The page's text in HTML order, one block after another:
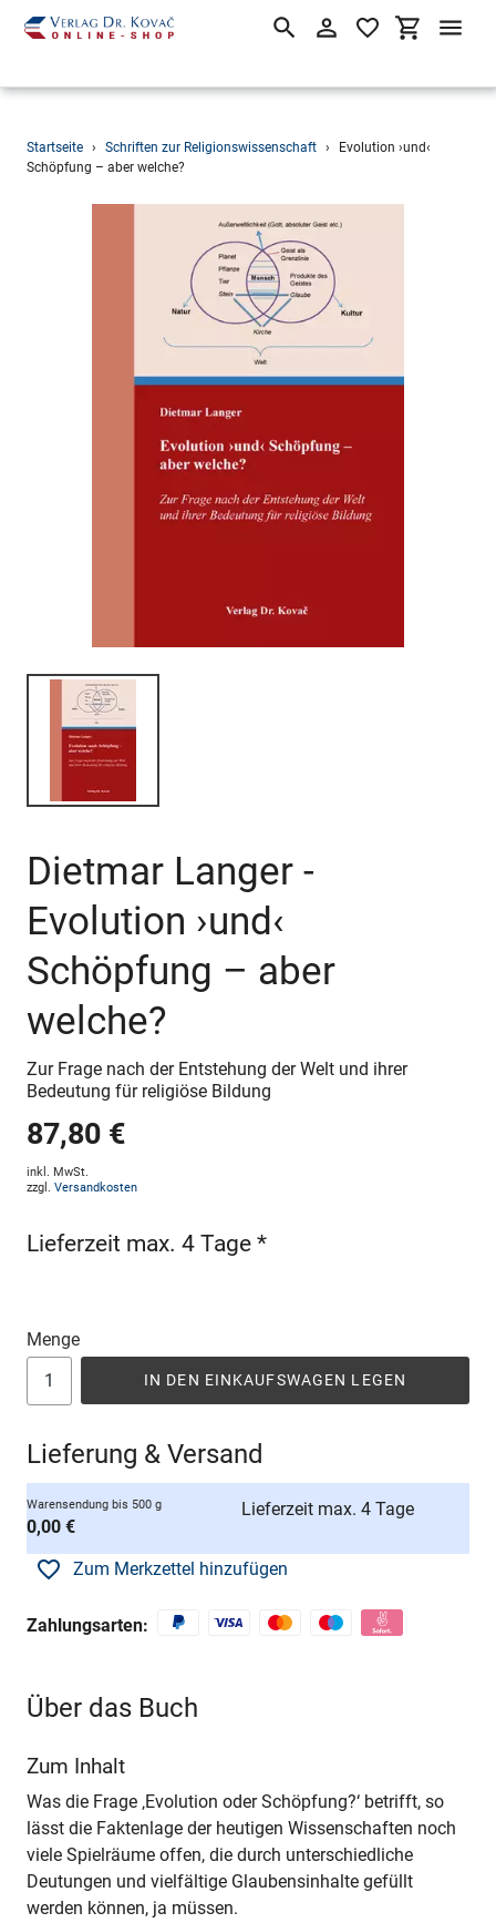
Direkt
zum
SuchenEinloggen
Startseite › Schriften zur Religionswissenschaft ›
Evolution ›und‹
Schöpfung – aber welche?
Dietmar Langer -
Evolution ›und‹
Schöpfung – aber
welche?
Zur Frage nach der Entstehung der Welt und ihrer
Bedeutung für religiöse Bildung
87,80 €
inkl. MwSt.
zzgl. Versandkosten
Lieferzeit max. 4 Tage *
Menge
IN DEN EINKAUFSWAGEN LEGEN
Lieferung & Versand
Warensendung bis 500 g
0,00 €
Lieferzeit max. 4 Tage
Zum Merkzettel hinzufügen
Zahlungsarten:
Über das Buch
Zum Inhalt
Was die Frage ‚Evolution oder Schöpfung?‘ betrifft, so
lässt die Faktenlage der heutigen Wissenschaften noch
viele Spielräume offen, die durch unterschiedliche
Deutungen und vielfältige Glaubensinhalte gefüllt
werden können, ja müssen.